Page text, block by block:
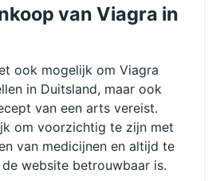
van Viagra in
ook mogelijk om Viagra
in Duitsland, maar ook
van een arts vereist.
om voorzichtig te zijn met
van medicijnen en altijd te
website betrouwbaar is.